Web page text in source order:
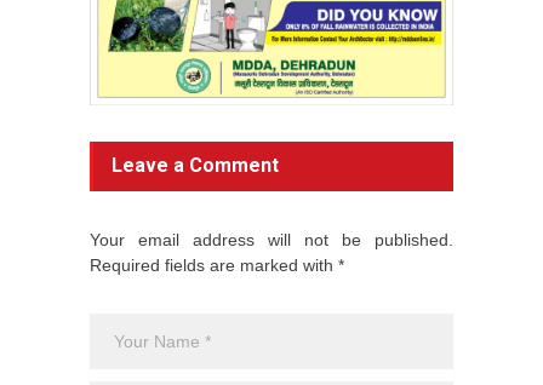
Leave a Comment
Your email address will not be published.
Required fields are marked with *